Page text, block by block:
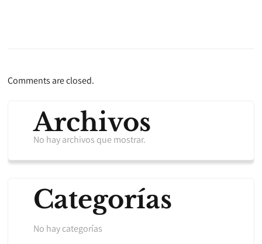
Comments are closed.
Archivos
No hay archivos que mostrar.
Categorías
No hay categorías